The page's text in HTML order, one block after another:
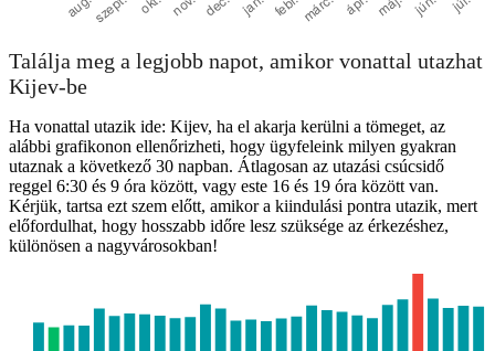
Találja meg a legjobb napot, amikor vonattal utazhat
Kijev-be
Ha vonattal utazik ide: Kijev, ha el akarja kerülni a tömeget, az
alábbi grafikonon ellenőrizheti, hogy ügyfeleink milyen gyakran
utaznak a következő 30 napban. Átlagosan az utazási csúcsidő
reggel 6:30 és 9 óra között, vagy este 16 és 19 óra között van.
Kérjük, tartsa ezt szem előtt, amikor a kiindulási pontra utazik, mert
előfordulhat, hogy hosszabb időre lesz szüksége az érkezéshez,
különösen a nagyvárosokban!